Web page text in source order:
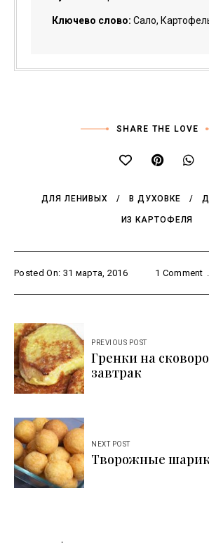
Ключево слово: Сало,
SHARE THE LOVE
ДЛЯ ЛЕНИВЫХ В ДУХОВКЕ
ИЗ КАРТОФЕЛЯ
Posted On: 31 марта, 2016 1 Comment
Навигация
по
записям
PREVIOUS POST
Гренки на
завтрак
NEXT POST
Творожные